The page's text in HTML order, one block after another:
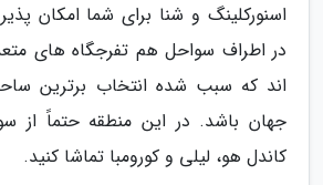
اسنورکلینگ و شنا برای شما امکان
در اطراف سواحل هم تفرجگاه های
اند که سبب شده انتخاب برترین
جهان باشد. در این منطقه حتماً از
کاندل هو، لیلی و کورومبا تماشا کنید.